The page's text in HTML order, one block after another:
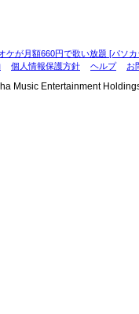
ケが月額660円で歌い放題 [パソ
個人情報保護方針 ヘルプ お
Music Entertainment